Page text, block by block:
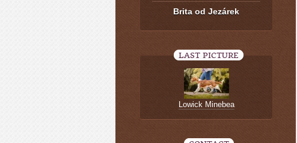
Brita od Jezárek
LAST PICTURE
Lowick Minebea